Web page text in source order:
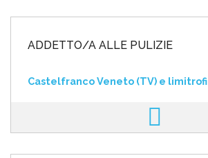
ADDETTO/A ALLE PULIZIE
Castelfranco Veneto (TV) e limitrofi